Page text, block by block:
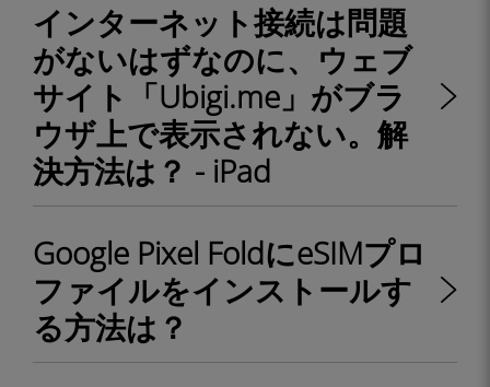
インターネット接続は問題
がないはずなのに、ウェブ
サイト「Ubigi.me」がブラ
ウザ上で表示されない。解
決方法は？ - iPad
Google Pixel FoldにeSIMプロ
ファイルをインストールす
る方法は？